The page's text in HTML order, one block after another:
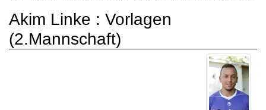
Akim Linke : Vorlagen
(2.Mannschaft)